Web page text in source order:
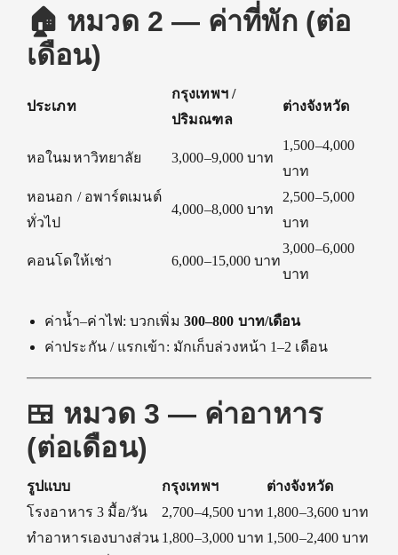
🏠 หมวด 2 — ค่าที่พัก (ต่อ
เดือน)
ประเภท
กรุงเทพฯ /
ปริมณฑล
ต่างจังหวัด
หอในมหาวิทยาลัย 3,000–9,000 บาท
1,500–4,000
บาท
หอนอก / อพาร์ตเมนต์
ทั่วไป
4,000–8,000 บาท
2,500–5,000
บาท
คอนโดให้เช่า 6,000–15,000 บาท
3,000–6,000
บาท
ค่าน้ำ–ค่าไฟ: บวกเพิ่ม 300–800 บาท/เดือน
ค่าประกัน / แรกเข้า: มักเก็บล่วงหน้า 1–2 เดือน
🍱 หมวด 3 — ค่าอาหาร
(ต่อเดือน)
รูปแบบ กรุงเทพฯ
ต่างจังหวัด
โรงอาหาร 3 มื้อ/วัน
2,700–4,500 บาท 1,800–3,600 บาท
ทำอาหารเองบางส่วน 1,800–3,000 บาท 1,500–2,400 บาท